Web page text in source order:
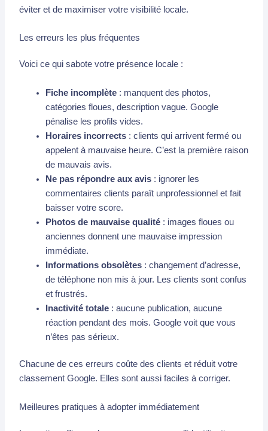
éviter et de maximiser votre visibilité locale.
Les erreurs les plus fréquentes
Voici ce qui sabote votre présence locale :
Fiche incomplète: manquent des photos,
catégories floues, description vague. Google
pénalise les profils vides.
Horaires incorrects: clients qui arrivent fermé ou
appelent à mauvaise heure. C’est la première raison
de mauvais avis.
Ne pas répondre aux avis: ignorer les
commentaires clients paraît unprofessionnel et fait
baisser votre score.
Photos de mauvaise qualité: images floues ou
anciennes donnent une mauvaise impression
immédiate.
Informations obsolètes: changement d’adresse,
de téléphone non mis à jour. Les clients sont confus
et frustrés.
Inactivité totale: aucune publication, aucune
réaction pendant des mois. Google voit que vous
n’êtes pas sérieux.
Chacune de ces erreurs coûte des clients et réduit votre
classement Google. Elles sont aussi faciles à corriger.
Meilleures pratiques à adopter immédiatement